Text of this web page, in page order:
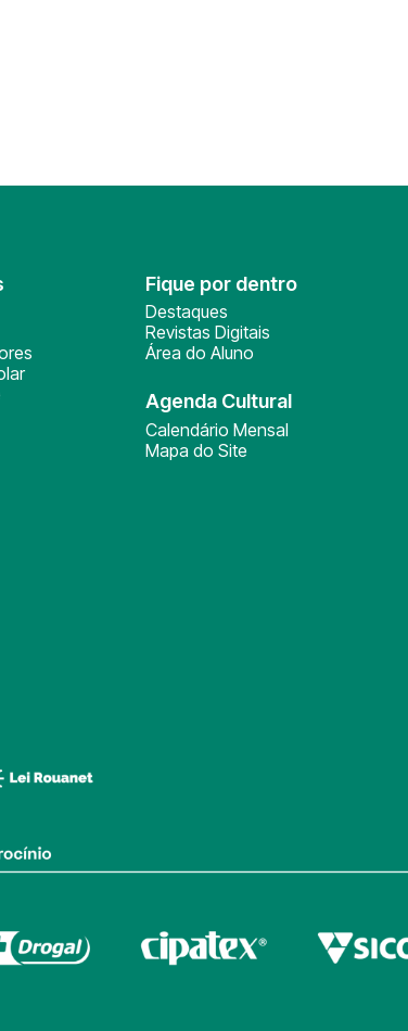
Fique por dentro
Destaques
Revistas Digitais
Área do Aluno
Agenda Cultural
Calendário Mensal
Mapa do Site